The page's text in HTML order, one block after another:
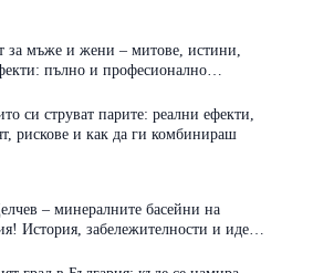
за мъже и жени – митове, истини,
пълно и професионално
си струват парите: реални ефекти,
рискове и как да ги комбинираш
– минералните басейни на
История, забележителности и идеи